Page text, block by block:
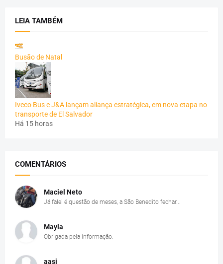
LEIA TAMBÉM
Busão de Natal
Iveco Bus e J&A lançam aliança estratégica, em nova etapa no
transporte de El Salvador
Há 15 horas
COMENTÁRIOS
Maciel Neto
Já falei é questão de meses, a São Benedito fechar...
Mayla
Obrigada pela informação.
aasj